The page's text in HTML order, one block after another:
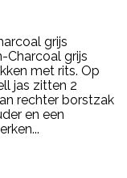
grijs
Charcoal grijs
met rits. Op
jas zitten 2
rechter borstzak
en een